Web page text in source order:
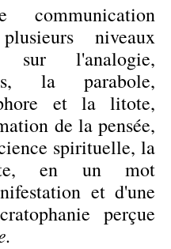
niveaux
sur l'analogie,
la parabole,
et la litote,
de la pensée,
spirituelle, la
en un mot
et d'une
perçue